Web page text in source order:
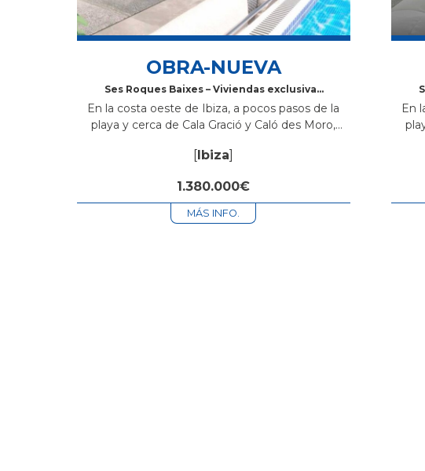
OBRA-NUEVA
Ses Roques Baixes – Viviendas exclusivas
Portmany, Ibiza
En la costa oeste de Ibiza, a pocos pasos de la
playa y cerca de Cala Gració y Caló des Moro,
nueva con diseño ibicenco,...
[Ibiza]
1.380.000€
MÁS INFO.
En